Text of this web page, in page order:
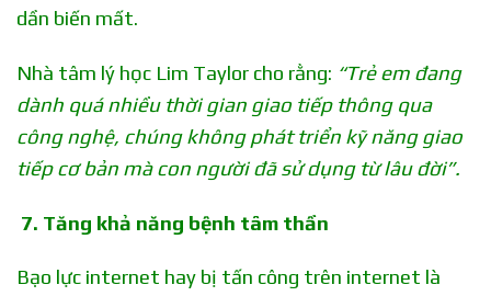
dần biến mất.
Nhà tâm lý học Lim Taylor cho rằng: “Trẻ em đang
dành quá nhiều thời gian giao tiếp thông qua
công nghệ, chúng không phát triển kỹ năng giao
tiếp cơ bản mà con người đã sử dụng từ lâu đời”.
7. Tăng khả năng bệnh tâm thần
Bạo lực internet hay bị tấn công trên internet là